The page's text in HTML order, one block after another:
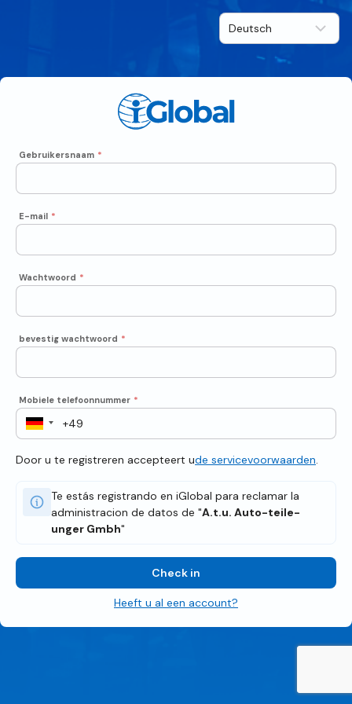
Gebruikersnaam *
E-mail *
Wachtwoord *
bevestig wachtwoord *
Mobiele telefoonnummer *
Door u te registreren accepteert ude servicevoorwaarden.
Te estás registrando en iGlobal para reclamar la
administracion de datos de "A.t.u. Auto-teile-
unger Gmbh"
Check in
Heeft u al een account?